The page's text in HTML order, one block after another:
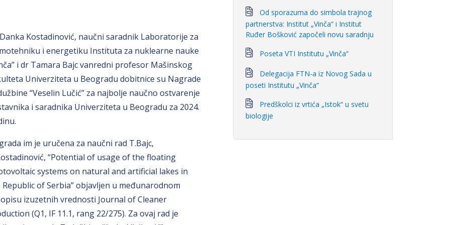
Kostadinović, naučni saradnik Laboratorije za
i energetiku Instituta za nuklearne nauke
i dr Tamara Bajc vanredni profesor Mašinskog
Univerziteta u Beogradu dobitnice su Nagrade
“Veselin Lučić” za najbolje naučno ostvarenje
i saradnika Univerziteta u Beogradu za 2024.
im je uručena za naučni rad T.Bajc,
“Potential of usage of the floating
systems on natural and artificial lakes in
of Serbia” objavljen u međunarodnom
izuzetnih vrednosti Journal of Cleaner
(Q1, IF 11.1, rang 22/275). Za ovaj rad je
Od sporazuma do simbola trajnog
partnerstva: Institut „Vinča“ i Institut
Ruđer Bošković započeli novu saradnju
Poseta VTI Institutu „Vinča“
Delegacija FTN-a iz Novog Sada u
poseti Institutu „Vinča“
Predškolci iz vrtića „Istok“ u svetu
biologije